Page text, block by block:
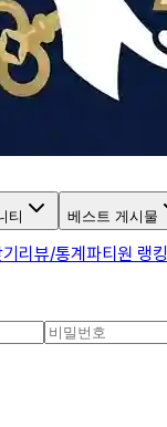
티 베스트 게시물
리뷰/통계파티원 랭킹